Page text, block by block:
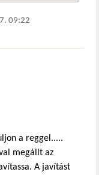
09:22
a reggel.....
megállt az
A javítást